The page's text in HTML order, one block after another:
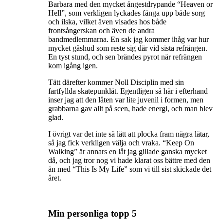
Barbara med den mycket ångestdrypande “Heaven or
Hell”, som verkligen lyckades fånga upp både sorg
och ilska, vilket även visades hos både
frontsångerskan och även de andra
bandmedlemmarna. En sak jag kommer ihåg var hur
mycket gåshud som reste sig där vid sista refrängen.
En tyst stund, och sen brändes pyrot när refrängen
kom igång igen.
Tätt därefter kommer Noll Disciplin med sin
fartfyllda skatepunklåt. Egentligen så här i efterhand
inser jag att den låten var lite juvenil i formen, men
grabbarna gav allt på scen, hade energi, och man blev
glad.
I övrigt var det inte så lätt att plocka fram några låtar,
så jag fick verkligen välja och vraka. “Keep On
Walking” är annars en låt jag gillade ganska mycket
då, och jag tror nog vi hade klarat oss bättre med den
än med “This Is My Life” som vi till sist skickade det
året.
Min personliga topp 5